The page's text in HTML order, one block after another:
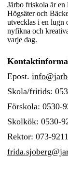
Järbo friskola är
Högsäter och
utvecklas i en lugn
nyfikna och
varje dag.
Epost.
Skola/fritids:
Förskola: 0530-
Skolkök: 0530-
Rektor: 073-